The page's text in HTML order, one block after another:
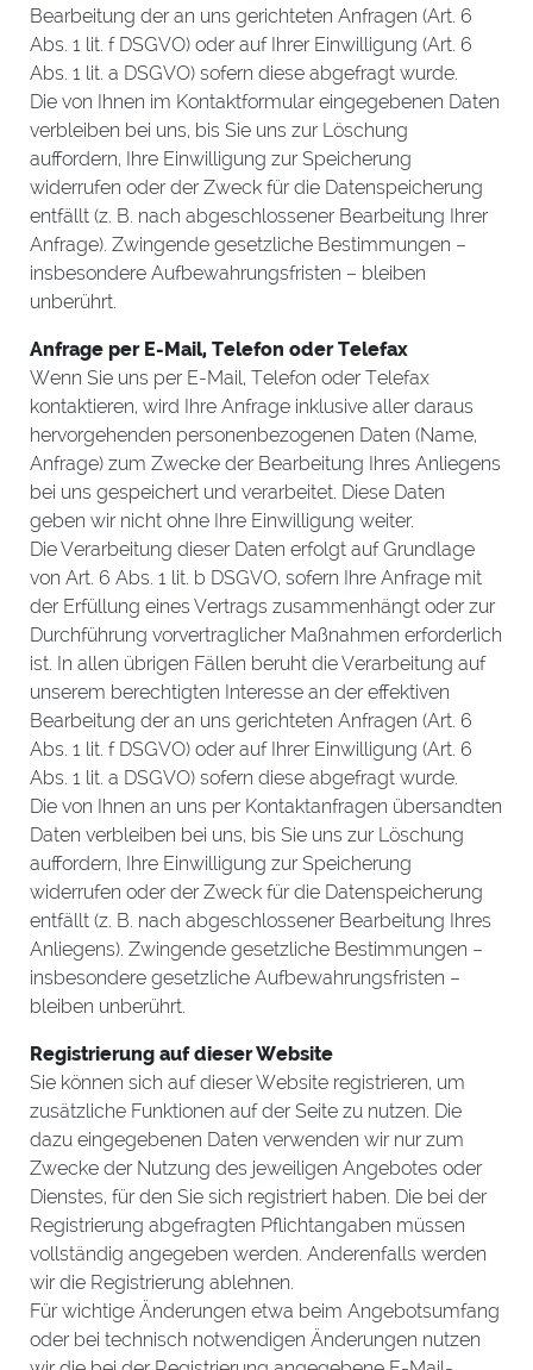
Bearbeitung der an uns gerichteten Anfragen (Art. 6
Abs. 1 lit. f DSGVO) oder auf Ihrer Einwilligung (Art. 6
Abs. 1 lit. a DSGVO) sofern diese abgefragt wurde.
Die von Ihnen im Kontaktformular eingegebenen Daten
verbleiben bei uns, bis Sie uns zur Löschung
auffordern, Ihre Einwilligung zur Speicherung
widerrufen oder der Zweck für die Datenspeicherung
entfällt (z. B. nach abgeschlossener Bearbeitung Ihrer
Anfrage). Zwingende gesetzliche Bestimmungen –
insbesondere Aufbewahrungsfristen – bleiben
unberührt.
Anfrage per E-Mail, Telefon oder Telefax
Wenn Sie uns per E-Mail, Telefon oder Telefax
kontaktieren, wird Ihre Anfrage inklusive aller daraus
hervorgehenden personenbezogenen Daten (Name,
Anfrage) zum Zwecke der Bearbeitung Ihres Anliegens
bei uns gespeichert und verarbeitet. Diese Daten
geben wir nicht ohne Ihre Einwilligung weiter.
Die Verarbeitung dieser Daten erfolgt auf Grundlage
von Art. 6 Abs. 1 lit. b DSGVO, sofern Ihre Anfrage mit
der Erfüllung eines Vertrags zusammenhängt oder zur
Durchführung vorvertraglicher Maßnahmen erforderlich
ist. In allen übrigen Fällen beruht die Verarbeitung auf
unserem berechtigten Interesse an der effektiven
Bearbeitung der an uns gerichteten Anfragen (Art. 6
Abs. 1 lit. f DSGVO) oder auf Ihrer Einwilligung (Art. 6
Abs. 1 lit. a DSGVO) sofern diese abgefragt wurde.
Die von Ihnen an uns per Kontaktanfragen übersandten
Daten verbleiben bei uns, bis Sie uns zur Löschung
auffordern, Ihre Einwilligung zur Speicherung
widerrufen oder der Zweck für die Datenspeicherung
entfällt (z. B. nach abgeschlossener Bearbeitung Ihres
Anliegens). Zwingende gesetzliche Bestimmungen –
insbesondere gesetzliche Aufbewahrungsfristen –
bleiben unberührt.
Registrierung auf dieser Website
Sie können sich auf dieser Website registrieren, um
zusätzliche Funktionen auf der Seite zu nutzen. Die
dazu eingegebenen Daten verwenden wir nur zum
Zwecke der Nutzung des jeweiligen Angebotes oder
Dienstes, für den Sie sich registriert haben. Die bei der
Registrierung abgefragten Pflichtangaben müssen
vollständig angegeben werden. Anderenfalls werden
wir die Registrierung ablehnen.
Für wichtige Änderungen etwa beim Angebotsumfang
oder bei technisch notwendigen Änderungen nutzen